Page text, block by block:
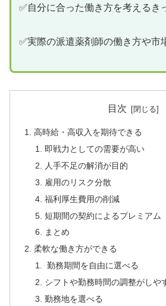
✅自分に合った働き方を考えるき
✅実際の派遣薬剤師の働き方や市
目次
高時給・高収入を期待できる
即戦力としての需要が高い
人手不足の解消が目的
雇用のリスク分散
福利厚生費用の削減
短期間の契約によるプレミアム
まとめ
柔軟な働き方ができる
勤務期間を自由に選べる
シフトや勤務時間の調整がしや
勤務地を選べる